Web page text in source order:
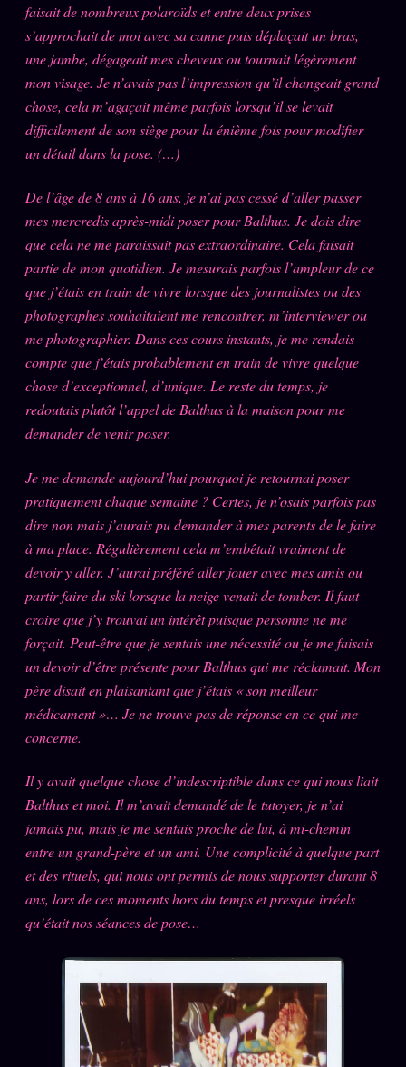
BRAINS MODELS2017
GENERIC ARCHITECTS
Archives SMK 26 TRANSM.
SMK Manifeste
Gossip Manifeste
Infofiction
Prophétie confirmée
À propos
Founders
Équipe
Personas
Who is who
Qui baise qui +18
Signatures
Charte éditoriale
Studios
Words Radio
PRATIQUE + LÉGAL
Archive complète
Récents
À la une
Recherche ⌕
Nous écrire
Presse
Business
faisait de nombreux polaroïds et entre deux prises
s’approchait de moi avec sa canne puis déplaçait un bras,
une jambe, dégageait mes cheveux ou tournait légèrement
mon visage. Je n’avais pas l’impression qu’il changeait grand
chose, cela m’agaçait même parfois lorsqu’il se levait
difficilement de son siège pour la énième fois pour modifier
un détail dans la pose. (…)
De l’âge de 8 ans à 16 ans, je n’ai pas cessé d’aller passer
mes mercredis après-midi poser pour Balthus. Je dois dire
que cela ne me paraissait pas extraordinaire. Cela faisait
partie de mon quotidien. Je mesurais parfois l’ampleur de ce
que j’étais en train de vivre lorsque des journalistes ou des
photographes souhaitaient me rencontrer, m’interviewer ou
me photographier. Dans ces cours instants, je me rendais
compte que j’étais probablement en train de vivre quelque
chose d’exceptionnel, d’unique. Le reste du temps, je
redoutais plutôt l’appel de Balthus à la maison pour me
demander de venir poser.
Je me demande aujourd’hui pourquoi je retournai poser
pratiquement chaque semaine ? Certes, je n’osais parfois pas
dire non mais j’aurais pu demander à mes parents de le faire
à ma place. Régulièrement cela m’embêtait vraiment de
devoir y aller. J’aurai préféré aller jouer avec mes amis ou
partir faire du ski lorsque la neige venait de tomber. Il faut
croire que j’y trouvai un intérêt puisque personne ne me
forçait. Peut-être que je sentais une nécessité ou je me faisais
un devoir d’être présente pour Balthus qui me réclamait. Mon
père disait en plaisantant que j’étais « son meilleur
médicament »… Je ne trouve pas de réponse en ce qui me
concerne.
Il y avait quelque chose d’indescriptible dans ce qui nous liait
Balthus et moi. Il m’avait demandé de le tutoyer, je n’ai
jamais pu, mais je me sentais proche de lui, à mi-chemin
entre un grand-père et un ami. Une complicité à quelque part
et des rituels, qui nous ont permis de nous supporter durant 8
ans, lors de ces moments hors du temps et presque irréels
qu’était nos séances de pose…